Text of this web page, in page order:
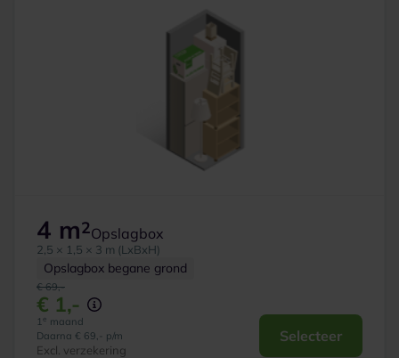
4 m2Opslagbox
2,5 × 1,5 × 3 m (LxBxH)
Opslagbox begane grond
€ 69,-
€ 1,-
1 e maand
Daarna € 69,- p/m
Excl. verzekering
Selecteer